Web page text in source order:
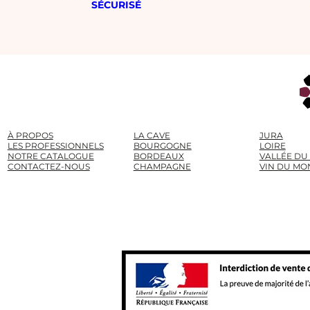
SÉCURISÉ
À PROPOS
LES PROFESSIONNELS
NOTRE CATALOGUE
CONTACTEZ-NOUS
LA CAVE
BOURGOGNE
BORDEAUX
CHAMPAGNE
JURA
LOIRE
VALLÉE DU
VIN DU